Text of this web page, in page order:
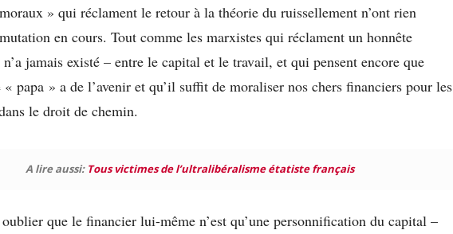
» qui réclament le retour à la théorie du ruissellement n’ont rien
en cours. Tout comme les marxistes qui réclament un honnête
jamais existé – entre le capital et le travail, et qui pensent encore que
papa » a de l’avenir et qu’il suffit de moraliser nos chers financiers pour les
le droit de chemin.
A lire aussi: Tous victimes de l’ultralibéralisme étatiste français
que le financier lui-même n’est qu’une personnification du capital –